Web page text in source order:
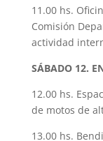
11.00 hs.
Comisión
actividad
SÁBADO 12.
12.00 hs.
de motos de
13.00 hs.